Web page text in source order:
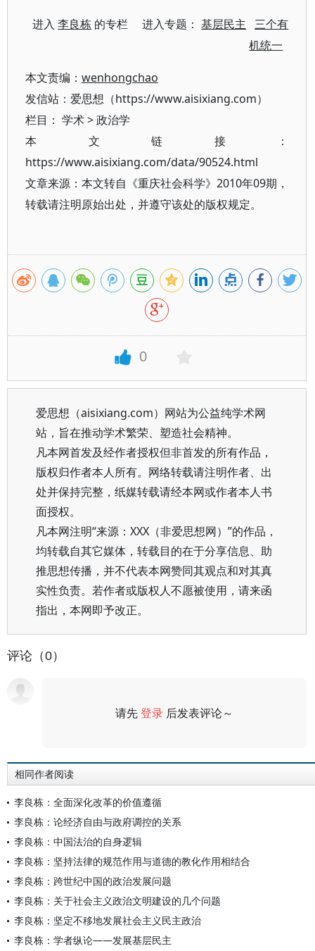
进入李良栋 的专栏 进入专题：基层民主
三个有
机统一
本文责编： wenhongchao
发信站：爱思想（https://www.aisixiang.com）
栏目： 学术>政治学
本文链接：
https://www.aisixiang.com/data/90524.html
文章来源：本文转自《重庆社会科学》2010年09期，
转载请注明原始出处，并遵守该处的版权规定。
0
爱思想（aisixiang.com）网站为公益纯学术网
站，旨在推动学术繁荣、塑造社会精神。
凡本网首发及经作者授权但非首发的所有作品，
版权归作者本人所有。网络转载请注明作者、出
处并保持完整，纸媒转载请经本网或作者本人书
面授权。
凡本网注明“来源：XXX（非爱思想网）”的作品，
均转载自其它媒体，转载目的在于分享信息、助
推思想传播，并不代表本网赞同其观点和对其真
实性负责。若作者或版权人不愿被使用，请来函
指出，本网即予改正。
评论（0）
请先登录 后发表评论～
相同作者阅读
李良栋：全面深化改革的价值遵循
李良栋：论经济自由与政府调控的关系
李良栋：中国法治的自身逻辑
李良栋：坚持法律的规范作用与道德的教化作用相结合
李良栋：跨世纪中国的政治发展问题
李良栋：关于社会主义政治文明建设的几个问题
李良栋：坚定不移地发展社会主义民主政治
李良栋：学者纵论——发展基层民主